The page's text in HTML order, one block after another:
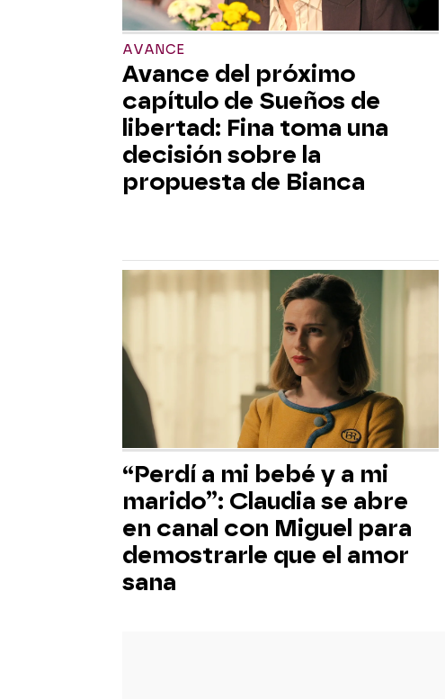
AVANCE
Avance del próximo
capítulo de Sueños de
libertad: Fina toma una
decisión sobre la
propuesta de Bianca
“Perdí a mi bebé y a mi
marido”: Claudia se abre
en canal con Miguel para
demostrarle que el amor
sana